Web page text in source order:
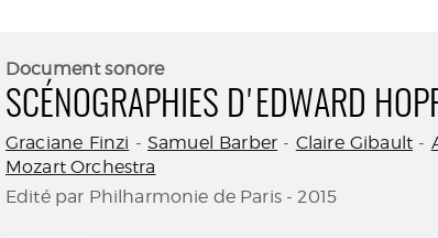
Document sonore
SCÉNOGRAPHIES D'EDWARD
Graciane Finzi - Samuel Barber - Claire Gibault -
Mozart Orchestra
Edité par Philharmonie de Paris - 2015